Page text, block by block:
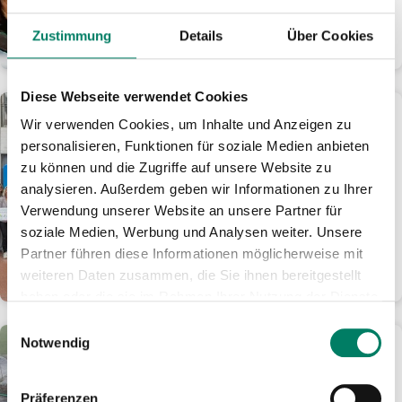
Zustimmung Details Über Cookies
Diese Webseite verwendet Cookies
Wir verwenden Cookies, um Inhalte und Anzeigen zu
personalisieren, Funktionen für soziale Medien anbieten
zu können und die Zugriffe auf unsere Website zu
analysieren. Außerdem geben wir Informationen zu Ihrer
Verwendung unserer Website an unsere Partner für
soziale Medien, Werbung und Analysen weiter. Unsere
Partner führen diese Informationen möglicherweise mit
weiteren Daten zusammen, die Sie ihnen bereitgestellt
Einwilligungsauswahl
Notwendig
Präferenzen
Diese zwölf NRW-
Kommunen machen den
„Fußverkehrs-Check 2025“
Landesminister für Umwelt,
Naturschutz und Verkehr Oliver
Krischer überreicht
Teilnahmeurkunden in Düsseldorf
WEITERLESEN
„Weg“ in Meinerzhagen